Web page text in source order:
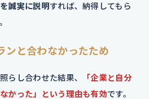
誠実に説明すれば、納得してもら
と合わなかったため
らし合わせた結果、
「企業と自分
かった」という理由も有効です。